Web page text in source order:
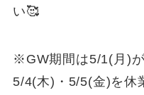
い🥰
※GW期間は5/1(月)
5/4(木)・5/5(金)を休